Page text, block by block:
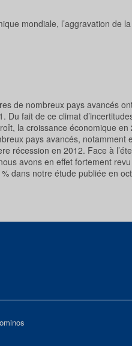
mondiale, l’aggravation de
de nombreux pays avancés
fait de ce climat
la croissance économique
pays avancés, notamment
récession en 2012. Face à
avons en effet fortement
dans notre étude publiée en